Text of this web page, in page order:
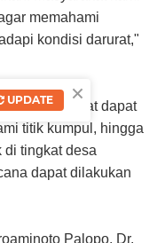
memahami
kondisi darurat,"
masyarakat dapat
titik kumpul, hingga
di tingkat desa
dapat dilakukan
Palopo, Dr.
×
UPDATE